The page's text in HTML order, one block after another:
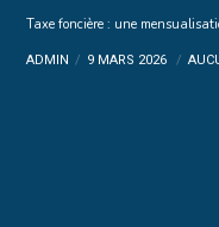
Taxe foncière : une
ADMIN 9 MARS 2026